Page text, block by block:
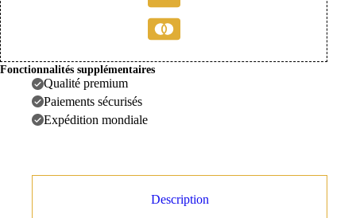
Fonctionnalités supplémentaires
Qualité premium
Paiements sécurisés
Expédition mondiale
Description